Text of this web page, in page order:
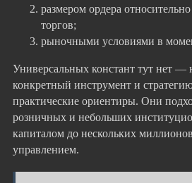
размером ордера
торгов;
рыночными условиями в
Универсальных констант тут нет —
конкретный инструмент и
практические ориентиры. Они
розничных и небольших
капиталом до нескольких
управлением.